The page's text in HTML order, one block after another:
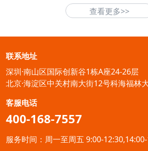
查看更多>>
联系地址
深圳·南山区国际创新谷1栋A座24-26层
北京·海淀区中关村南大街12号科海福林
客服电话
400-168-7557
服务时间：周一至周五 9:00-